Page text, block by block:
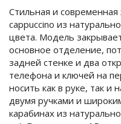
Стильная и
cappuccino из
цвета. Модель
основное отделение,
задней стенке и два
телефона и ключей на
носить как в руке, так
двумя ручками и
карабинах из